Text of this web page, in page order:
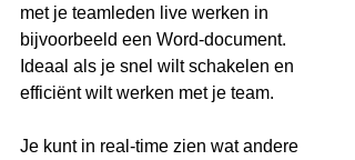
met je teamleden live werken in
bijvoorbeeld een Word-document.
Ideaal als je snel wilt schakelen en
efficiënt wilt werken met je team.
Je kunt in real-time zien wat andere